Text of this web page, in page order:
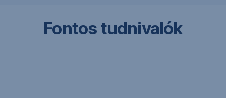
Fontos tudnivalók